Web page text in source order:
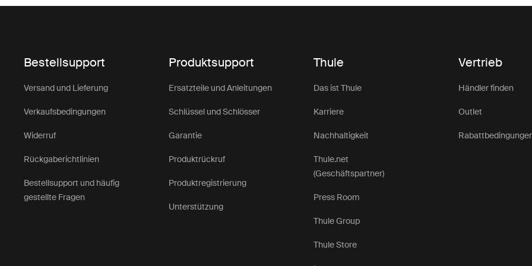
Bestellsupport
Versand und Lieferung
Verkaufsbedingungen
Widerruf
Rückgaberichtlinien
Bestellsupport und häufig
gestellte Fragen
Produktsupport
Ersatzteile und Anleitungen
Schlüssel und Schlösser
Garantie
Produktrückruf
Produktregistrierung
Unterstützung
Thule
Das ist Thule
Karriere
Nachhaltigkeit
Thule.net
(Geschäftspartner)
Press Room
Thule Group
Thule Store
Vertrieb
Händler finden
Outlet